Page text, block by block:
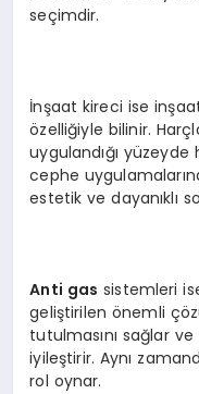
seçimdir.
İnşaat kireci ise inşaat
özelliğiyle bilinir.
uygulandığı yüzeyde
cephe
estetik ve dayanıklı
Anti gas sistemleri
geliştirilen önemli
tutulmasını sağlar
iyileştirir. Aynı
rol oynar.